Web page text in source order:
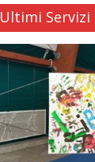
Ultimi Servizi